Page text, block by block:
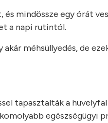
mindössze egy órát
a napi rutintól.
méhsüllyedés, de
tapasztalták a
egészségügyi